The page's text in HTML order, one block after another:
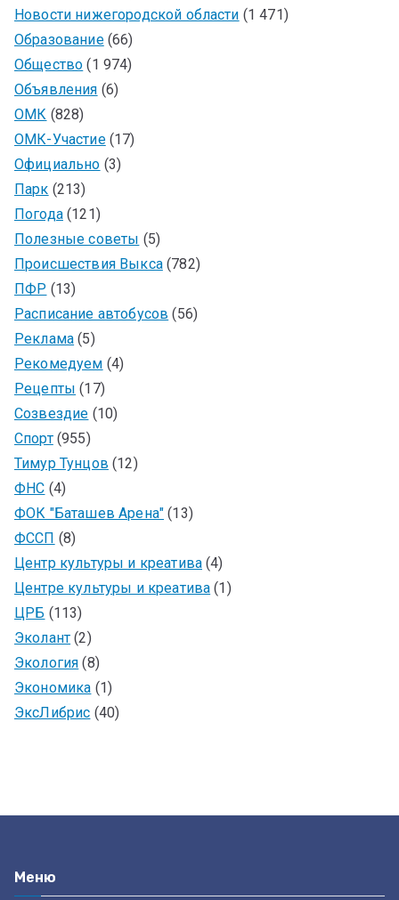
Новости нижегородской области (1 471)
Образование(66)
Общество (1 974)
Объявления (6)
ОМК (828)
ОМК-Участие(17)
Официально (3)
Парк (213)
Погода(121)
Полезные советы (5)
Происшествия Выкса(782)
ПФР (13)
Расписание автобусов (56)
Реклама (5)
Рекомедуем (4)
Рецепты (17)
Созвездие (10)
Спорт(955)
Тимур Тунцов (12)
ФНС (4)
ФОК "Баташев Арена" (13)
ФССП (8)
Центр культуры и креатива (4)
Центре культуры и креатива (1)
ЦРБ (113)
Эколант (2)
Экология (8)
Экономика (1)
ЭксЛибрис (40)
Меню